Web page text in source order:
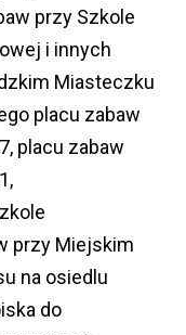
przy Szkole
i innych
Miasteczku
placu zabaw
placu zabaw
przy Miejskim
na osiedlu
do